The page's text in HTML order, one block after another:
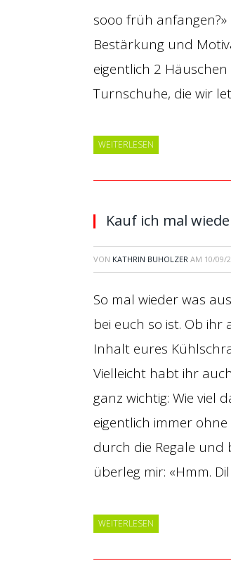
sooo früh
Bestärkung und
eigentlich 2
Turnschuhe, die wir
WEITERLESEN
Kauf ich mal
VON KATHRIN BUHOLZER AM 10/09/
So mal wieder was
bei euch so ist. Ob
Inhalt eures
Vielleicht habt ihr
ganz wichtig: Wie viel
eigentlich immer
durch die Regale
überleg mir: «Hmm.
WEITERLESEN